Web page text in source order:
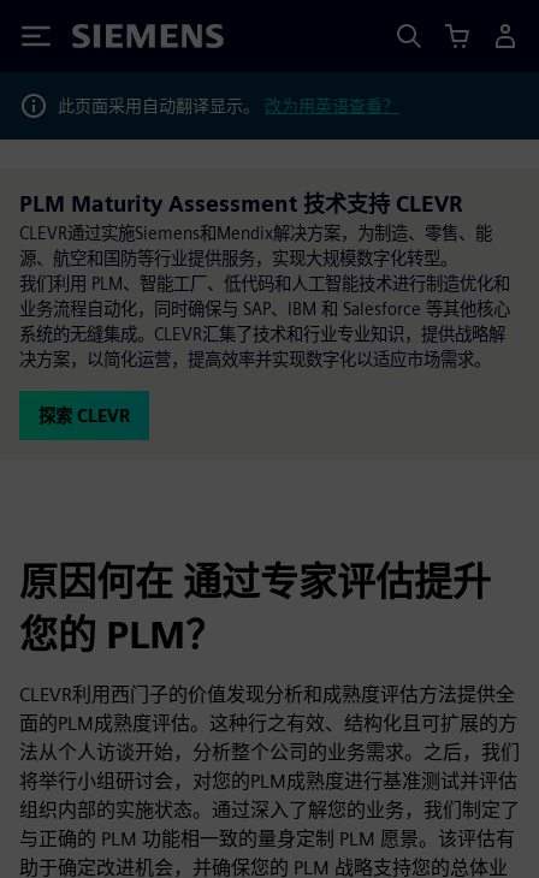
Siemens
此页面采用自动翻译显示。 改为用英语查看？
PLM Maturity Assessment 技术支持 CLEVR
CLEVR通过实施Siemens和Mendix解决方案，为制造、零售、能
源、航空和国防等行业提供服务，实现大规模数字化转型。
我们利用 PLM、智能工厂、低代码和人工智能技术进行制造优化和
业务流程自动化，同时确保与 SAP、IBM 和 Salesforce 等其他核心
系统的无缝集成。CLEVR汇集了技术和行业专业知识，提供战略解
决方案，以简化运营，提高效率并实现数字化以适应市场需求。
探索 CLEVR
原因何在 通过专家评估提升
您的 PLM？
CLEVR利用西门子的价值发现分析和成熟度评估方法提供全
面的PLM成熟度评估。这种行之有效、结构化且可扩展的方
法从个人访谈开始，分析整个公司的业务需求。之后，我们
将举行小组研讨会，对您的PLM成熟度进行基准测试并评估
组织内部的实施状态。通过深入了解您的业务，我们制定了
与正确的 PLM 功能相一致的量身定制 PLM 愿景。该评估有
助于确定改进机会，并确保您的 PLM 战略支持您的总体业